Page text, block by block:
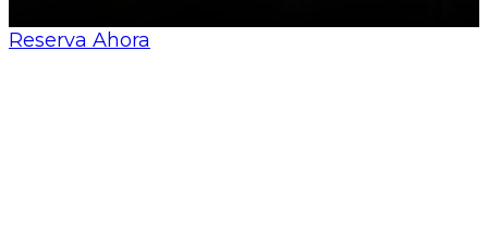
Reserva Ahora